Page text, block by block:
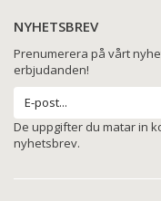
NYHETSBREV
Prenumerera på vårt
erbjudanden!
De uppgifter du matar in
nyhetsbrev.